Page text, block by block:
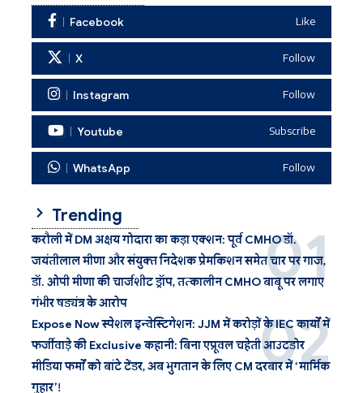
Facebook Like
X Follow
Instagram Follow
Youtube Subscribe
WhatsApp Follow
Trending
करौली में DM अक्षय गोदारा का कड़ा एक्शन: पूर्व CMHO डॉ.
जयंतीलाल मीणा और संयुक्त निदेशक प्रेमकिशन समेत चार पर गाज,
डॉ. ओपी मीणा की चार्जशीट ड्रॉप, तत्कालीन CMHO बाबू पर लगाए
गंभीर षड्यंत्र के आरोप
Expose Now स्पेशल इन्वेस्टिगेशन: JJM में करोड़ों के IEC कार्यों में
फर्जीवाड़े की Exclusive कहानी: बिना एप्रूवल चहेती आउटडोर
मीडिया फर्मों को बांटे टेंडर, अब भुगतान के लिए CM दरबार में ‘मार्मिक
गुहार’!